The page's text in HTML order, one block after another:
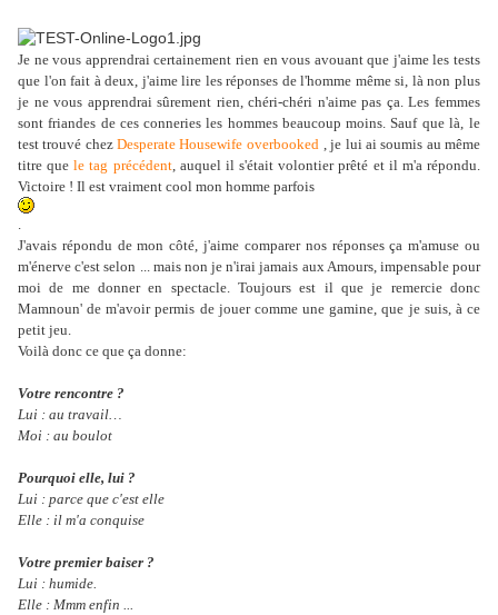
Je ne vous apprendrai certainement rien en vous avouant que j'aime les tests
que l'on fait à deux, j'aime lire les réponses de l'homme même si, là non plus
je ne vous apprendrai sûrement rien, chéri-chéri n'aime pas ça. Les femmes
sont friandes de ces conneries les hommes beaucoup moins. Sauf que là, le
test trouvé chez Desperate Housewife overbooked , je lui ai soumis au même
titre quele tag précédent, auquel il s'était volontier prêté et il m'a répondu.
Victoire ! Il est vraiment cool mon homme parfois
.
J'avais répondu de mon côté, j'aime comparer nos réponses ça m'amuse ou
m'énerve c'est selon ... mais non je n'irai jamais aux Amours, impensable pour
moi de me donner en spectacle. Toujours est il que je remercie donc
Mamnoun' de m'avoir permis de jouer comme une gamine, que je suis, à ce
petit jeu.
Voilà donc ce que ça donne:
Votre rencontre ?
Lui : au travail…
Moi : au boulot
Pourquoi elle, lui ?
Lui : parce que c'est elle
Elle : il m'a conquise
Votre premier baiser ?
Lui : humide.
Elle : Mmm enfin ...